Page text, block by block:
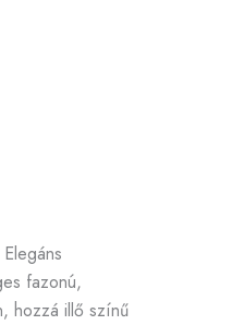
fazonú,
hozzá illő színű